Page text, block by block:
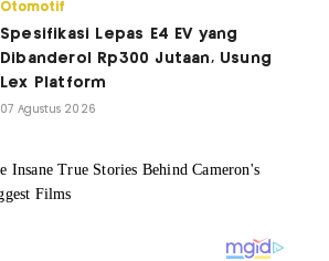
Otomotif
Spesifikasi Lepas E4 EV yang
Dibanderol Rp300 Jutaan, Usung
Lex Platform
07 Agustus 2026